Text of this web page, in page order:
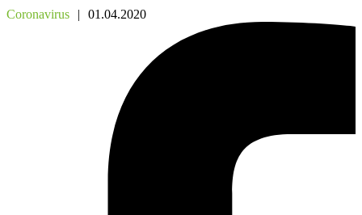
Coronavirus | 01.04.2020